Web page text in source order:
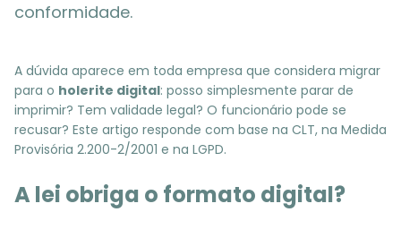
conformidade.
A dúvida aparece em toda empresa que considera migrar
para o holerite digital: posso simplesmente parar de
imprimir? Tem validade legal? O funcionário pode se
recusar? Este artigo responde com base na CLT, na Medida
Provisória 2.200-2/2001 e na LGPD.
A lei obriga o formato digital?